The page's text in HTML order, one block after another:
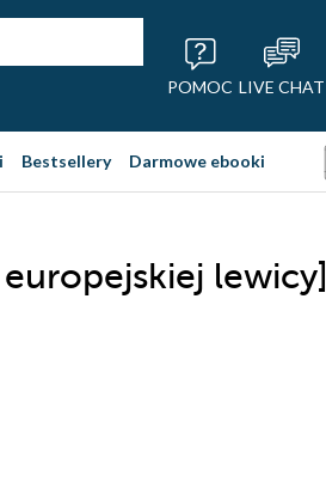
POMOC LIVE CHAT
Bestsellery Darmowe ebooki
lewicy]